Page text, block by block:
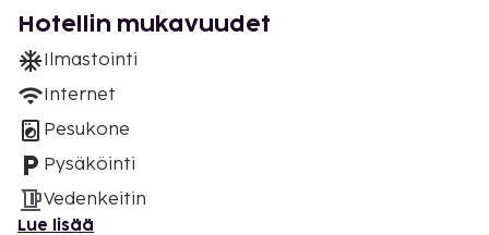
Hotellin mukavuudet
Ilmastointi
Internet
Pesukone
Pysäköinti
Vedenkeitin
Lue lisää